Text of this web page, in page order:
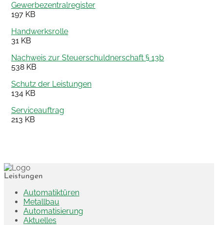
Gewerbezentralregister
197 KB
Handwerksrolle
31 KB
Nachweis zur Steuerschuldnerschaft § 13b
538 KB
Schutz der Leistungen
134 KB
Serviceauftrag
213 KB
Leistungen
Automatiktüren
Metallbau
Automatisierung
Aktuelles